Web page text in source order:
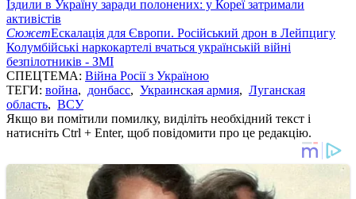
Їздили в Україну заради полонених: у Кореї затримали
активістів
СюжетЕскалація для Європи. Російський дрон в Лейпцигу
Колумбійські наркокартелі вчаться українській війні
безпілотників - ЗМІ
СПЕЦТЕМА: Війна Росії з Україною
ТЕГИ: война, донбасс, Украинская армия, Луганская
область, ВСУ
Якщо ви помітили помилку, виділіть необхідний текст і
натисніть Ctrl + Enter, щоб повідомити про це редакцію.